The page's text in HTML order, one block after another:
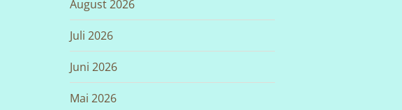
August 2026
Juli 2026
Juni 2026
Mai 2026